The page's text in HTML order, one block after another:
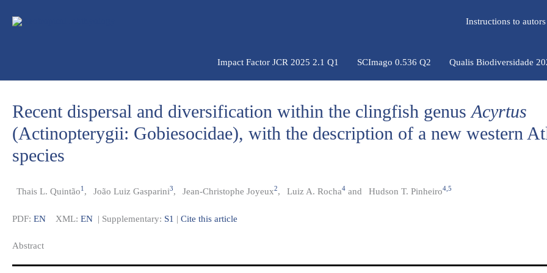
para
Instructions to
Impact Factor JCR 2025 2.1 Q1 SCImago 0.536 Q2 Qualis Biodiversidade
Recent dispersal and diversification within the clingfish genus Acyrtus
(Actinopterygii: Gobiesocidae), with the description of a new western
species
Thais L. Quintão1 , João Luiz Gasparini3, Jean-Christophe Joyeux2, Luiz A. Rocha4 and Hudson T. Pinheiro4,5
PDF: EN XML: EN | Supplementary: S1 | Cite this article
Abstract​